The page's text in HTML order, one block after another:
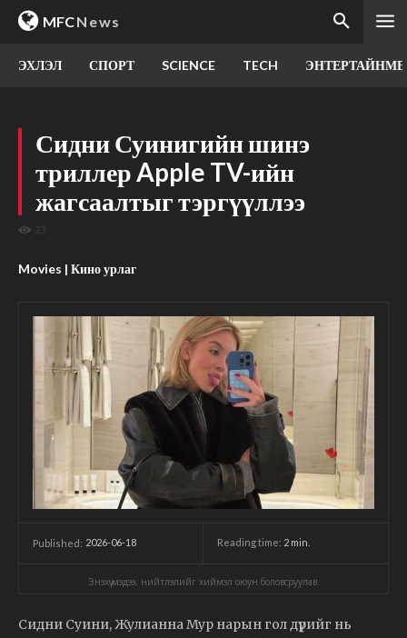
MFCNews
ЭХЛЭЛ СПОРТ SCIENCE TECH
Сидни Суинигийн шинэ
триллер Apple TV-ийн
жагсаалтыг тэргүүллээ
23
Movies | Кино урлаг
Published: 2026-06-18 Reading time: 2 min.
Энэхүү мэдээ, нийтлэлийг хиймэл оюун боловсруулав.
Сидни Суини, Жулианна Мур нарын гол дүрийг нь